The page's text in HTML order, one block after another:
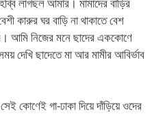
কারুর ঘর বাড়ি না থাকাতে বেশ
আমি নিজের মনে ছাদের এককোণে
দেখি ছাদেতে মা আর মামীর আবির্ভাব
কোণেই গা-ঢাকা দিয়ে দাঁড়িয়ে ওদের